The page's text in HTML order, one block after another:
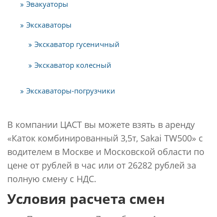
Эвакуаторы
Экскаваторы
Экскаватор гусеничный
Экскаватор колесный
Экскаваторы-погрузчики
В компании ЦАСТ вы можете взять в аренду
«Каток комбинированный 3,5т, Sakai TW500» с
водителем в Москве и Московской области по
цене от рублей в час или от 26282 рублей за
полную смену с НДС.
Условия расчета смен